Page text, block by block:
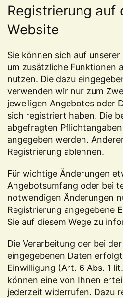
Registrierung auf
Website
Sie können sich auf
um zusätzliche Funktionen
nutzen. Die dazu
verwenden wir nur zum
jeweiligen Angebotes oder
sich registriert haben. Die
abgefragten
angegeben werden.
Registrierung ablehnen.
Für wichtige Änderungen
Angebotsumfang oder bei
notwendigen Änderungen
Registrierung angegebene
Sie auf diesem Wege zu
Die Verarbeitung der bei
eingegebenen Daten
Einwilligung (Art. 6 Abs. 1
können eine von Ihnen
jederzeit widerrufen. Dazu